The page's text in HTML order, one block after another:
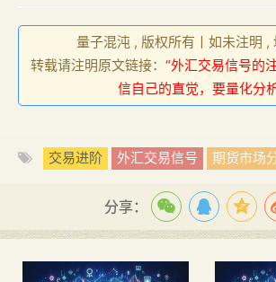
量子混沌 , 版权所有丨如未注明 ,
转载请注明原文链接： “外汇交易信号的
信自己的直觉，要量化分
交易进阶 外汇交易信号 期货市场
分享：